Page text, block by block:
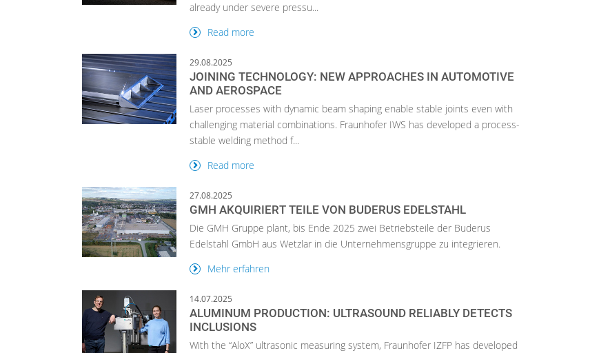
already under severe pressu...
Read more
29.08.2025
JOINING TECHNOLOGY: NEW APPROACHES IN AUTOMOTIVE
AND AEROSPACE
Laser processes with dynamic beam shaping enable stable joints even with
challenging material combinations. Fraunhofer IWS has developed a process-
stable welding method f...
Read more
27.08.2025
GMH AKQUIRIERT TEILE VON BUDERUS EDELSTAHL
Die GMH Gruppe plant, bis Ende 2025 zwei Betriebsteile der Buderus
Edelstahl GmbH aus Wetzlar in die Unternehmensgruppe zu integrieren.
Mehr erfahren
14.07.2025
ALUMINUM PRODUCTION: ULTRASOUND RELIABLY DETECTS
INCLUSIONS
With the “AloX” ultrasonic measuring system, Fraunhofer IZFP has developed